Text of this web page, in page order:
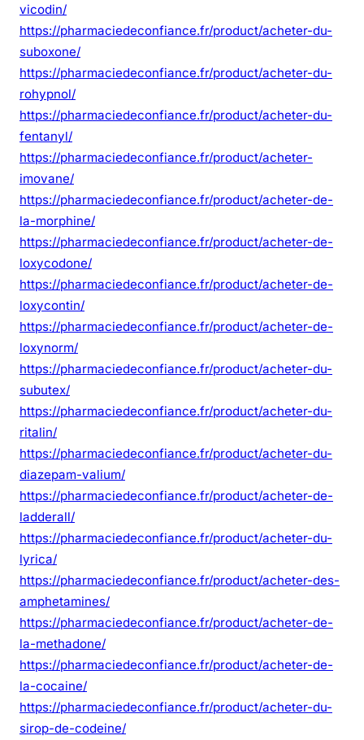
a
c
vicodin/
https://pharmaciedeconfiance.fr/product/acheter-du-
suboxone/
https://pharmaciedeconfiance.fr/product/acheter-du-
rohypnol/
https://pharmaciedeconfiance.fr/product/acheter-du-
fentanyl/
https://pharmaciedeconfiance.fr/product/acheter-
imovane/
https://pharmaciedeconfiance.fr/product/acheter-de-
la-morphine/
https://pharmaciedeconfiance.fr/product/acheter-de-
loxycodone/
https://pharmaciedeconfiance.fr/product/acheter-de-
loxycontin/
https://pharmaciedeconfiance.fr/product/acheter-de-
loxynorm/
https://pharmaciedeconfiance.fr/product/acheter-du-
subutex/
https://pharmaciedeconfiance.fr/product/acheter-du-
ritalin/
https://pharmaciedeconfiance.fr/product/acheter-du-
diazepam-valium/
https://pharmaciedeconfiance.fr/product/acheter-de-
ladderall/
https://pharmaciedeconfiance.fr/product/acheter-du-
lyrica/
https://pharmaciedeconfiance.fr/product/acheter-des-
amphetamines/
https://pharmaciedeconfiance.fr/product/acheter-de-
la-methadone/
https://pharmaciedeconfiance.fr/product/acheter-de-
la-cocaine/
https://pharmaciedeconfiance.fr/product/acheter-du-
sirop-de-codeine/